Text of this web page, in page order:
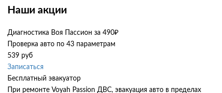
Наши акции
Диагностика Воя Пассион за 490₽
Проверка авто по 43 параметрам
539 руб
Записаться
Бесплатный эвакуатор
При ремонте Voyah Passion ДВС, эвакуация авто в пределах